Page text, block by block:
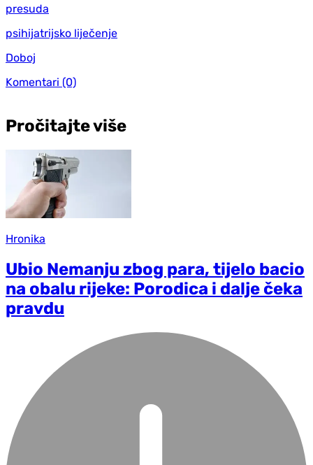
presuda
psihijatrijsko liječenje
Doboj
Komentari (0)
Pročitajte više
Hronika
Ubio Nemanju zbog para, tijelo bacio
na obalu rijeke: Porodica i dalje čeka
pravdu